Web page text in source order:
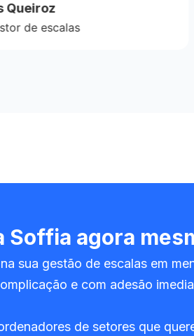
Queiroz
de escalas
Soffia agora
sua gestão de escalas em
e com adesão
de setores que